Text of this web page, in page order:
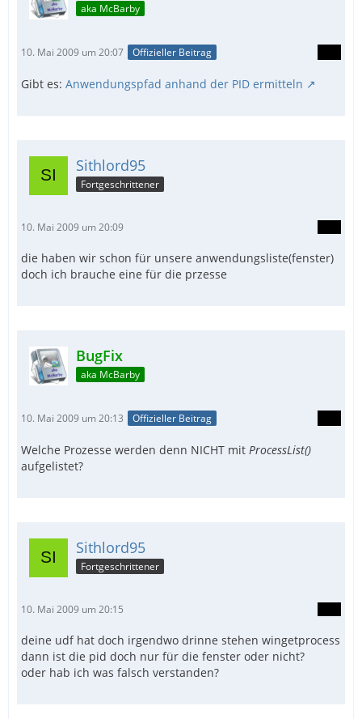
aka McBarby
10. Mai 2009 um 20:07 Offizieller Beitrag
Gibt es: Anwendungspfad anhand der PID ermitteln
Sithlord95
Fortgeschrittener
10. Mai 2009 um 20:09
die haben wir schon für unsere anwendungsliste(fenster)
doch ich brauche eine für die przesse
BugFix
aka McBarby
10. Mai 2009 um 20:13 Offizieller Beitrag
Welche Prozesse werden denn NICHT mit ProcessList()
aufgelistet?
Sithlord95
Fortgeschrittener
10. Mai 2009 um 20:15
deine udf hat doch irgendwo drinne stehen wingetprocess
dann ist die pid doch nur für die fenster oder nicht?
oder hab ich was falsch verstanden?